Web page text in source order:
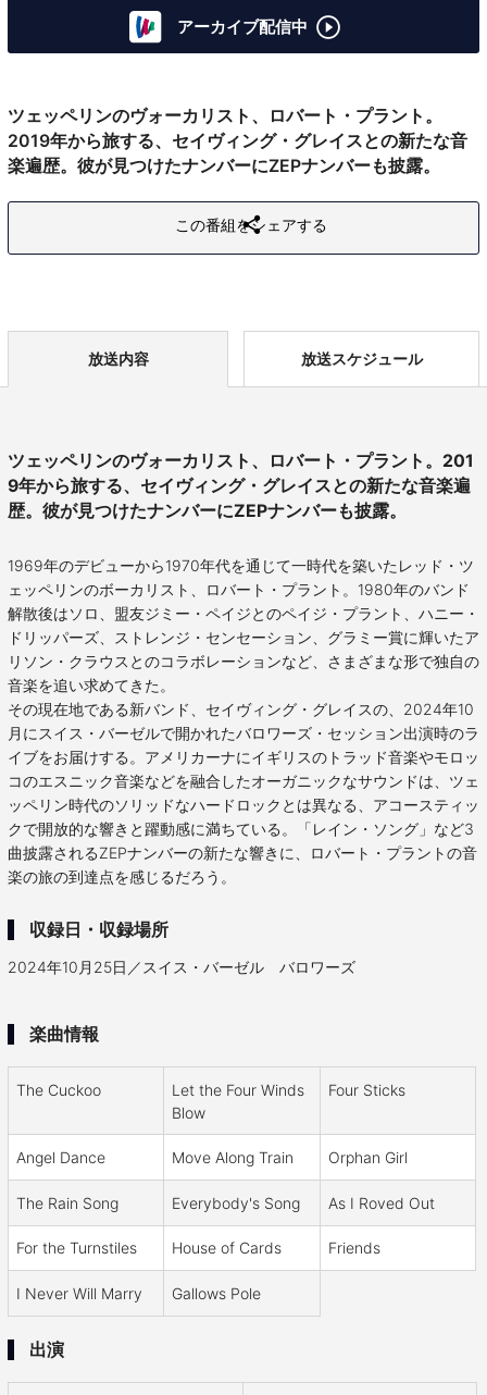
アーカイブ配信中
ツェッペリンのヴォーカリスト、ロバート・プラント。
2019年から旅する、セイヴィング・グレイスとの新たな音
楽遍歴。彼が見つけたナンバーにZEPナンバーも披露。
この番組をシェアする
放送内容 放送スケジュール
ツェッペリンのヴォーカリスト、ロバート・プラント。201
9年から旅する、セイヴィング・グレイスとの新たな音楽遍
歴。彼が見つけたナンバーにZEPナンバーも披露。
1969年のデビューから1970年代を通じて一時代を築いたレッド・ツ
ェッペリンのボーカリスト、ロバート・プラント。1980年のバンド
解散後はソロ、盟友ジミー・ペイジとのペイジ・プラント、ハニー・
ドリッパーズ、ストレンジ・センセーション、グラミー賞に輝いたア
リソン・クラウスとのコラボレーションなど、さまざまな形で独自の
音楽を追い求めてきた。
その現在地である新バンド、セイヴィング・グレイスの、2024年10
月にスイス・バーゼルで開かれたバロワーズ・セッション出演時のラ
イブをお届けする。アメリカーナにイギリスのトラッド音楽やモロッ
コのエスニック音楽などを融合したオーガニックなサウンドは、ツェ
ッペリン時代のソリッドなハードロックとは異なる、アコースティッ
クで開放的な響きと躍動感に満ちている。「レイン・ソング」など3
曲披露されるZEPナンバーの新たな響きに、ロバート・プラントの音
楽の旅の到達点を感じるだろう。
収録日・収録場所
2024年10月25日／スイス・バーゼル バロワーズ
楽曲情報
The Cuckoo
Let the Four Winds
Blow
Four Sticks
Angel Dance Move Along Train Orphan Girl
The Rain Song Everybody's Song As I Roved Out
For the Turnstiles House of Cards Friends
I Never Will Marry Gallows Pole
出演